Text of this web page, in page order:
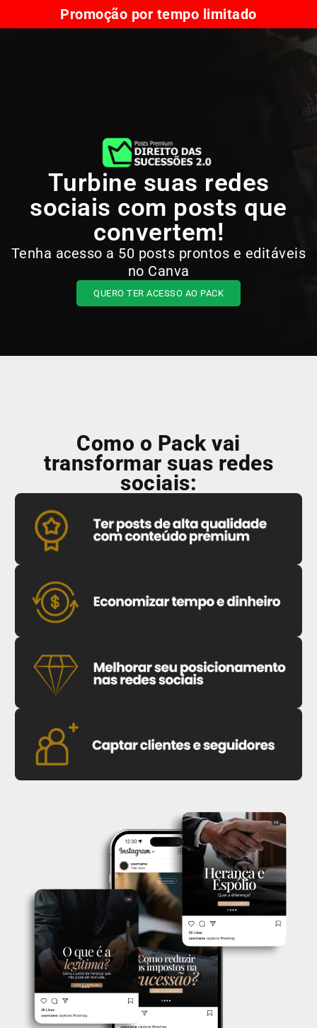
Promoção por tempo limitado
Turbine suas redes
sociais com posts que
convertem!
Tenha acesso a 50 posts prontos e editáveis
no Canva
QUERO TER ACESSO AO PACK
Como o Pack vai
transformar suas redes
sociais: